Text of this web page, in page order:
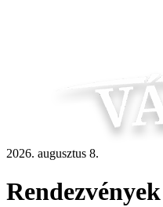
2026. augusztus 8.
Rendezvények